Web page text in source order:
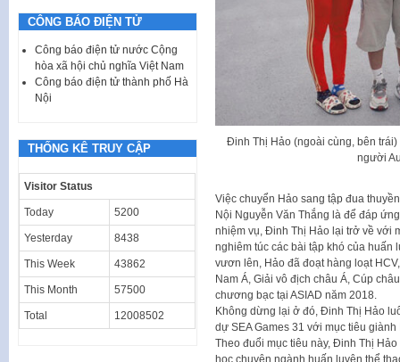
Đinh Thị Hảo (ngoài cùng, bên
người
Việc chuyển Hảo sang tập đua
Nội Nguyễn Văn Thắng là để đáp
nhiệm vụ, Đinh Thị Hảo lại trở về với
nghiêm túc các bài tập khó của huấn
vươn lên, Hảo đã đoạt hàng loạt
Nam Á, Giải vô địch châu Á, Cúp
chương bạc tại ASIAD năm 2018.
Không dừng lại ở đó, Đinh Thị Hảo
dự SEA Games 31 với mục tiêu
Theo đuổi mục tiêu này, Đinh Thị
học chuyên ngành huấn luyện thể
CÔNG BÁO ĐIỆN TỬ
Công báo điện tử nước Cộng
hòa xã hội chủ nghĩa Việt Nam
Công báo điện tử thành phố Hà
Nội
THỐNG KÊ TRUY CẬP
Visitor Status
Today 5200
Yesterday 8438
This Week 43862
This Month 57500
Total 12008502